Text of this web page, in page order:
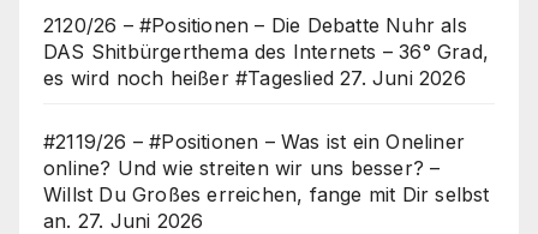
2120/26 – #Positionen – Die Debatte Nuhr als
DAS Shitbürgerthema des Internets – 36° Grad,
es wird noch heißer #Tageslied 27. Juni 2026
#2119/26 – #Positionen – Was ist ein Oneliner
online? Und wie streiten wir uns besser? –
Willst Du Großes erreichen, fange mit Dir selbst
an. 27. Juni 2026